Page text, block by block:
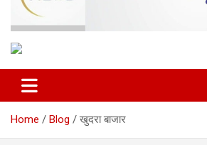
Chhattisgarh Star
Home Blog खुदरा बाजार